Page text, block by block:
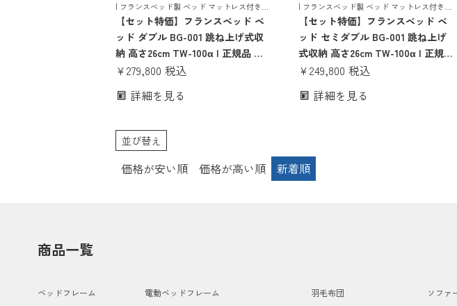
| フランスベッド製 ベッド マットレス付き
マットレスセット ベッドセット マットレス
付き コンセント おしゃれ 収納
【セット特価】フランスベッド ベ
ッド ダブル BG-001 跳ね上げ式収
納 高さ26cm TW-100α | 正規品 フ
ランスベッド製 ダブルベッド マッ
ドセット コンセント付き おしゃれ
001 tw-100α
¥279,800 税込
詳細を見る
| フランスベッド製 ベッド マットレス付き
マットレスセット ベッドセット マットレス
付き コンセント おしゃれ 収納
【セット特価】フランスベッド ベ
ッド セミダブル BG-001 跳ね上げ
式収納 高さ26cm TW-100α | 正規品
フランスベッド製 セミダブルベッ
ト ベッドセット コンセント付き お
¥249,800 税込
詳細を見る
並び替え
価格が安い順 価格が高い順 新着順
商品一覧
ベッドフレーム
電動ベッドフレーム
羽毛布団
ソファ